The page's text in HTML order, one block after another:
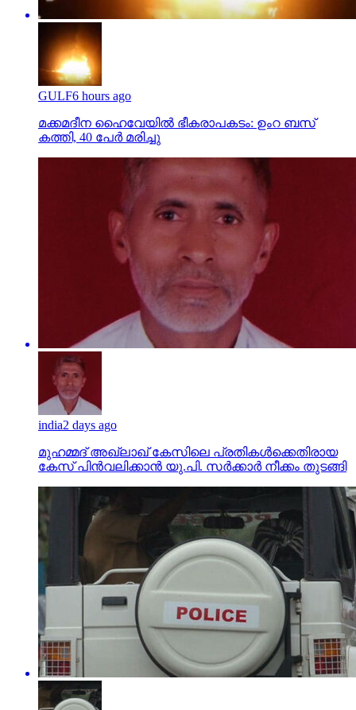
GULF6 hours ago
മക്കമദീന ഹൈവേയില്‍ ഭീകരാപകടം: ഉംറ ബസ്
കത്തി, 40 പേര്‍ മരിച്ചു
india2 days ago
മുഹമ്മദ് അഖ്‌ലാഖ് കേസിലെ പ്രതികള്‍ക്കെതിരായ
കേസ് പിന്‍വലിക്കാന്‍ യു.പി. സര്‍ക്കാര്‍ നീക്കം തുടങ്ങി